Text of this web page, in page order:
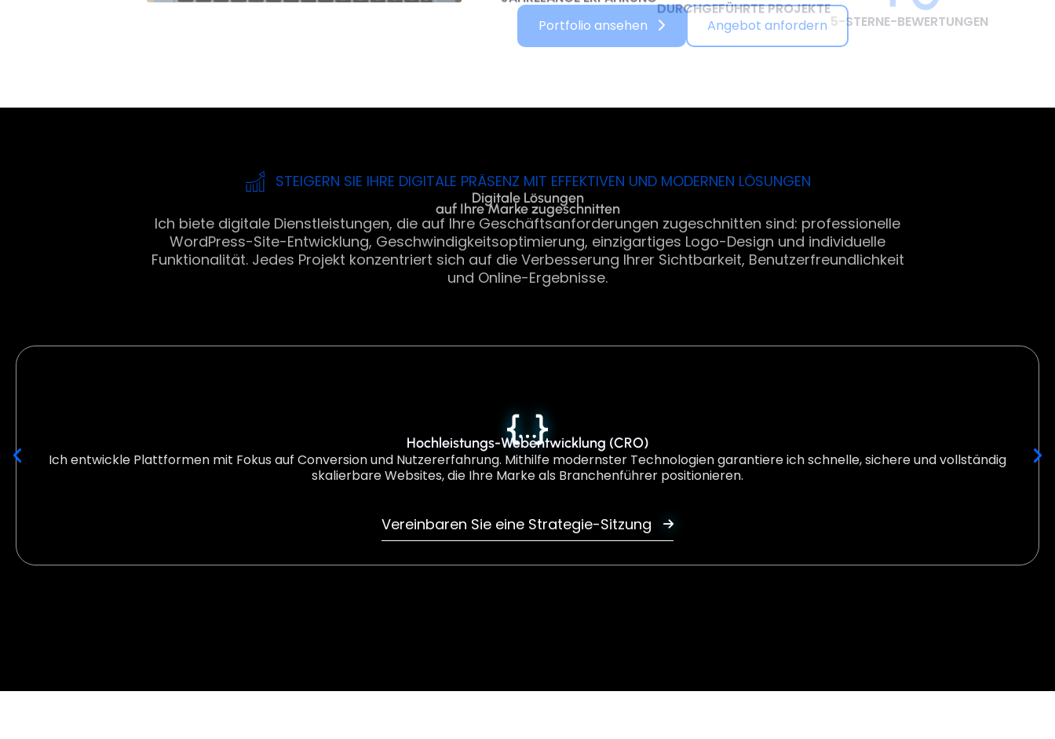
Portfolio ansehen Angebot anfordern
STEIGERN SIE IHRE DIGITALE PRÄSENZ MIT EFFEKTIVEN UND MODERNEN LÖSUNGEN
Digitale Lösungen
auf Ihre Marke zugeschnitten
Ich biete digitale Dienstleistungen, die auf Ihre Geschäftsanforderungen zugeschnitten sind: professionelle
WordPress-Site-Entwicklung, Geschwindigkeitsoptimierung, einzigartiges Logo-Design und individuelle
Funktionalität. Jedes Projekt konzentriert sich auf die Verbesserung Ihrer Sichtbarkeit, Benutzerfreundlichkeit
und Online-Ergebnisse.
Hochleistungs-Webentwicklung (CRO)
Ich entwickle Plattformen mit Fokus auf Conversion und Nutzererfahrung. Mithilfe modernster Technologien garantiere ich schnelle, sichere und vollständig
skalierbare Websites, die Ihre Marke als Branchenführer positionieren.
Vereinbaren Sie eine Strategie-Sitzung